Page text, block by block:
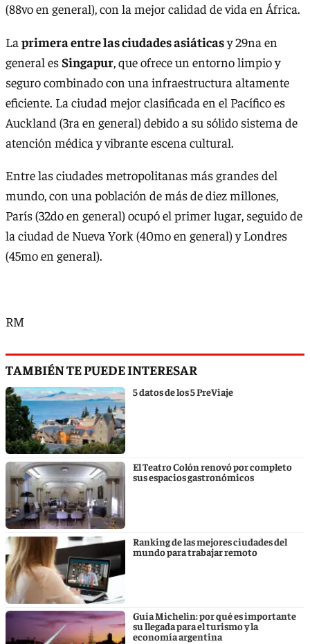
(88vo en general), con la mejor calidad de vida en África.
La primera entre las ciudades asiáticasy 29na en
general esSingapur , que ofrece un entorno limpio y
seguro combinado con una infraestructura altamente
eficiente. La ciudad mejor clasificada en el Pacífico es
Auckland (3ra en general) debido a su sólido sistema de
atención médica y vibrante escena cultural.
Entre las ciudades metropolitanas más grandes del
mundo, con una población de más de diez millones,
París (32do en general) ocupó el primer lugar, seguido de
la ciudad de Nueva York (40mo en general) y Londres
(45mo en general).
RM
TAMBIÉN TE PUEDE INTERESAR
5 datos de los 5 PreViaje
El Teatro Colón renovó por completo
sus espacios gastronómicos
Ranking de las mejores ciudades del
mundo para trabajar remoto
Guía Michelin: por qué es importante
su llegada para el turismo y la
economía argentina